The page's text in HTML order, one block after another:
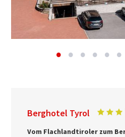
Berghotel Tyrol
Vom Flachlandtiroler zum